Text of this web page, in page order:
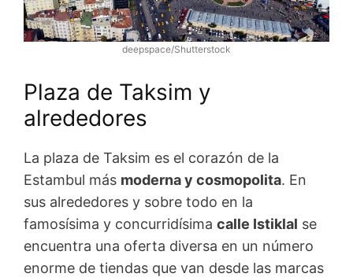
deepspace/Shutterstock
Plaza de Taksim y
alrededores
La plaza de Taksim es el corazón de la
Estambul más moderna y cosmopolita. En
sus alrededores y sobre todo en la
famosísima y concurridísima calle Istiklal se
encuentra una oferta diversa en un número
enorme de tiendas que van desde las marcas